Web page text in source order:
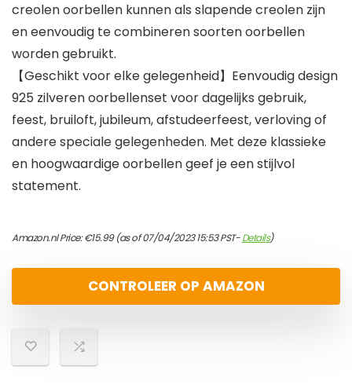
creolen oorbellen kunnen als slapende creolen zijn
en eenvoudig te combineren soorten oorbellen
worden gebruikt.
【Geschikt voor elke gelegenheid】Eenvoudig design
925 zilveren oorbellenset voor dagelijks gebruik,
feest, bruiloft, jubileum, afstudeerfeest, verloving of
andere speciale gelegenheden. Met deze klassieke
en hoogwaardige oorbellen geef je een stijlvol
statement.
Amazon.nl Price:€15.99(as of 07/04/2023 15:53 PST-Details)
CONTROLEER OP AMAZON